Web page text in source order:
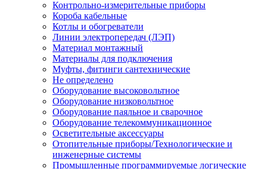
Контрольно-измерительные приборы
Короба кабельные
Котлы и обогреватели
Линии электропередач (ЛЭП)
Материал монтажный
Материалы для подключения
Муфты, фитинги сантехнические
Не определено
Оборудование высоковольтное
Оборудование низковольтное
Оборудование паяльное и сварочное
Оборудование телекоммуникационное
Осветительные аксессуары
Отопительные приборы/Технологические и
инженерные системы
Промышленные программируемые логические